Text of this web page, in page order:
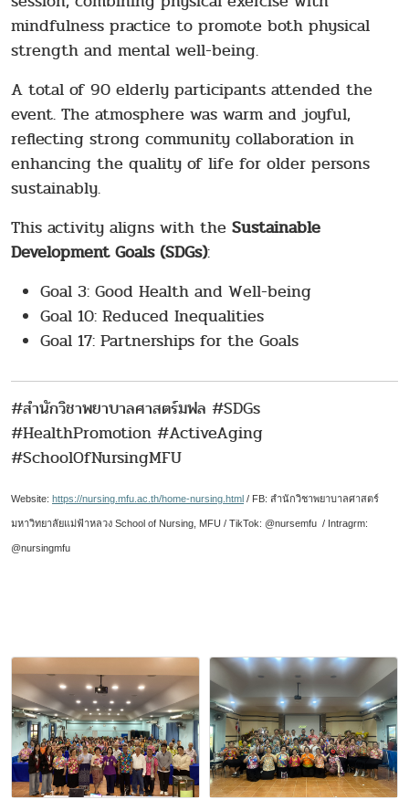
mindfulness practice to promote both physical
strength and mental well-being.
A total of 90 elderly participants attended the
event. The atmosphere was warm and joyful,
reflecting strong community collaboration in
enhancing the quality of life for older persons
sustainably.
This activity aligns with the Sustainable
Development Goals (SDGs):
Goal 3: Good Health and Well-being
Goal 10: Reduced Inequalities
Goal 17: Partnerships for the Goals
#สำนักวิชาพยาบาลศาสตร์มฟล #SDGs
#HealthPromotion #ActiveAging
#SchoolOfNursingMFU
Website: https://nursing.mfu.ac.th/home-nursing.html / FB: สำนักวิชาพยาบาลศาสตร์
มหาวิทยาลัยแม่ฟ้าหลวง School of Nursing, MFU / TikTok: @nursemfu / Intragrm:
@nursingmfu